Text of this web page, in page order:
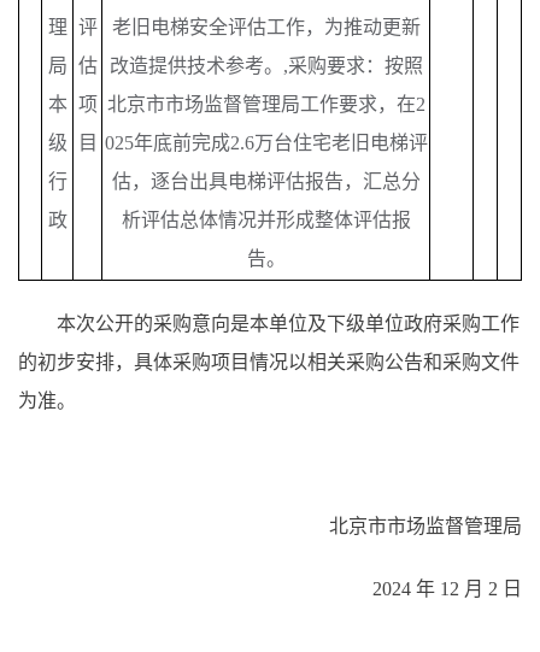
理
局
本
级
行
政
评
估
项
目
老旧电梯安全评估工作，为推动更新
改造提供技术参考。,采购要求：按照
北京市市场监督管理局工作要求，在2
025年底前完成2.6万台住宅老旧电梯评
估，逐台出具电梯评估报告，汇总分
析评估总体情况并形成整体评估报
告。
本次公开的采购意向是本单位及下级单位政府采购工作
的初步安排，具体采购项目情况以相关采购公告和采购文件
为准。
北京市市场监督管理局
2024 年 12 月 2 日